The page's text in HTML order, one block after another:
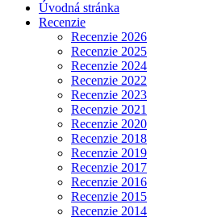
Úvodná stránka
Recenzie
Recenzie 2026
Recenzie 2025
Recenzie 2024
Recenzie 2022
Recenzie 2023
Recenzie 2021
Recenzie 2020
Recenzie 2018
Recenzie 2019
Recenzie 2017
Recenzie 2016
Recenzie 2015
Recenzie 2014